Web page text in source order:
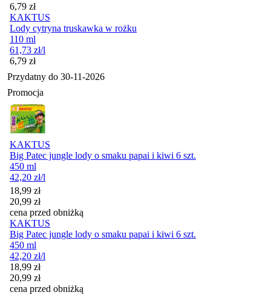
Cena
6,79 zł
KAKTUS
Lody cytryna truskawka w rożku
110 ml
61,73 zł/l
Cena
6,79 zł
Przydatny do 30-11-2026
Promocja
KAKTUS
Big Patec jungle lody o smaku papai i kiwi 6 szt.
450 ml
42,20 zł/l
Cena promocyjna
18,99 zł
20,99 zł
cena przed obniżką
KAKTUS
Big Patec jungle lody o smaku papai i kiwi 6 szt.
450 ml
42,20 zł/l
Cena promocyjna
18,99 zł
20,99 zł
cena przed obniżką